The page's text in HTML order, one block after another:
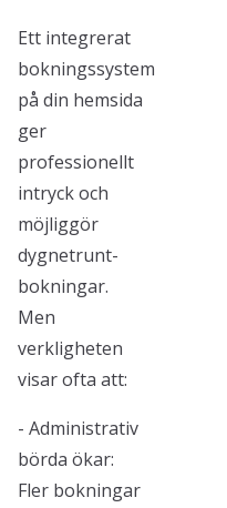
Ett integrerat
bokningssystem
på din hemsida
ger
professionellt
intryck och
möjliggör
dygnetrunt-
bokningar.
Men
verkligheten
visar ofta att:
- Administrativ
börda ökar:
Fler bokningar